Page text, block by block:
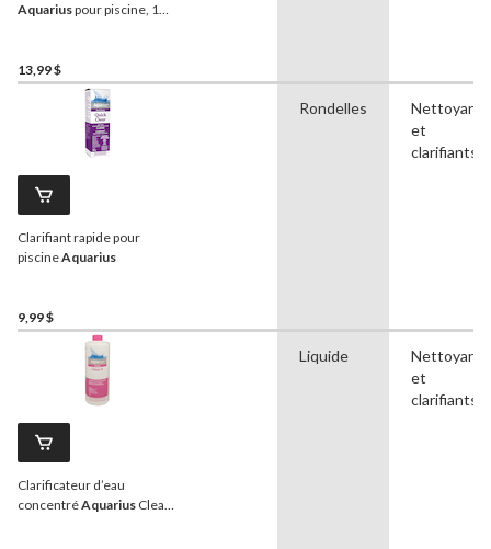
Aquariuspour piscine, 1
13,99 $
Clarifiant rapide pour
piscineAquarius
9,99 $
Rondelles
Nettoyants
et
clarifiants
Clarificateur d’eau
concentréAquarius Clear
Liquide
Nettoyants
et
clarifiants